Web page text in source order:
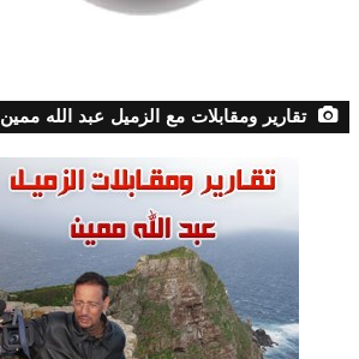
تقارير ومقابلات مع الزميل عبد الله ممين